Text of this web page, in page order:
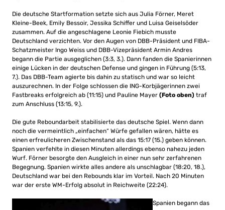
Die deutsche Startformation setzte sich aus Julia Förner, Meret
Kleine-Beek, Emily Bessoir, Jessika Schiffer und Luisa Geiselsöder
zusammen. Auf die angeschlagene Leonie Fiebich musste
Deutschland verzichten. Vor den Augen von DBB-Präsident und FIBA-
Schatzmeister Ingo Weiss und DBB-Vizepräsident Armin Andres
begann die Partie ausgeglichen (3:3, 3.). Dann fanden die Spanierinnen
einige Lücken in der deutschen Defense und gingen in Führung (5:13,
7.). Das DBB-Team agierte bis dahin zu statisch und war so leicht
auszurechnen. In der Folge schlossen die ING-Korbjägerinnen zwei
Fastbreaks erfolgreich ab (11:15) und Pauline Mayer (Foto oben) traf
zum Anschluss (13:15, 9.).
Die gute Reboundarbeit stabilisierte das deutsche Spiel. Wenn dann
noch die vermeintlich „einfachen“ Würfe gefallen wären, hätte es
einen erfreulicheren Zwischenstand als das 15:17 (15.) geben können.
Spanien verfehlte in diesen Minuten allerdings ebenso nahezu jeden
Wurf. Förner besorgte den Ausgleich in einer nun sehr zerfahrenen
Begegnung. Spanien wirkte alles andere als unschlagbar (18:20, 18.),
Deutschland war bei den Rebounds klar im Vorteil. Nach 20 Minuten
war der erste WM-Erfolg absolut in Reichweite (22:24).
Spanien begann das